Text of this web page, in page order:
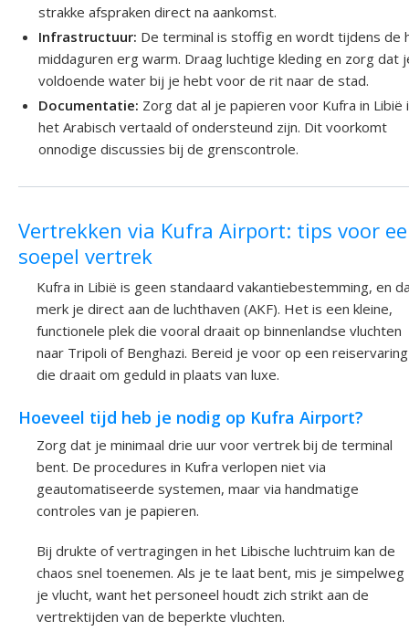
strakke afspraken direct na aankomst.
Infrastructuur: De terminal is stoffig en wordt tijdens de
middaguren erg warm. Draag luchtige kleding en zorg dat
voldoende water bij je hebt voor de rit naar de stad.
Documentatie: Zorg dat al je papieren voor Kufra in Libië
het Arabisch vertaald of ondersteund zijn. Dit voorkomt
onnodige discussies bij de grenscontrole.
Vertrekken via Kufra Airport: tips voor
soepel vertrek
Kufra in Libië is geen standaard vakantiebestemming, en
merk je direct aan de luchthaven (AKF). Het is een kleine,
functionele plek die vooral draait op binnenlandse vluchten
naar Tripoli of Benghazi. Bereid je voor op een reiservaring
die draait om geduld in plaats van luxe.
Hoeveel tijd heb je nodig op Kufra Airport?
Zorg dat je minimaal drie uur voor vertrek bij de terminal
bent. De procedures in Kufra verlopen niet via
geautomatiseerde systemen, maar via handmatige
controles van je papieren.
Bij drukte of vertragingen in het Libische luchtruim kan de
chaos snel toenemen. Als je te laat bent, mis je simpelweg
je vlucht, want het personeel houdt zich strikt aan de
vertrektijden van de beperkte vluchten.